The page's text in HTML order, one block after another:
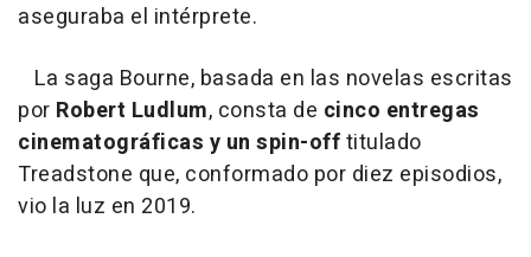
aseguraba el intérprete.
La saga Bourne, basada en las novelas escritas
por Robert Ludlum, consta de cinco entregas
cinematográficas y un spin-offtitulado
Treadstone que, conformado por diez episodios,
vio la luz en 2019.